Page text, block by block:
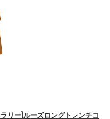
リー]ルーズロングトレンチコ